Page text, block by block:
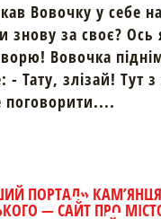
Вовочку у себе
знову за своє? Ось
Вовочка
- Тату, злізай! Тут
поговорити....
ПОРТАЛ»
— САЙТ ПРО